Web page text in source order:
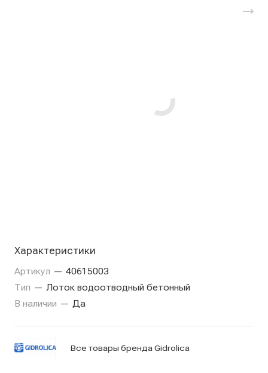
Характеристики
Артикул — 40615003
Тип — Лоток водоотводный бетонный
В наличии — Да
Все товары бренда Gidrolica